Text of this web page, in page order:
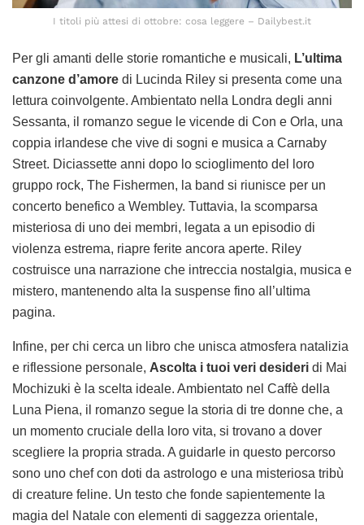
I titoli più attesi di ottobre: cosa leggere – Dailybest.it
Per gli amanti delle storie romantiche e musicali, L’ultima
canzone d’amore di Lucinda Riley si presenta come una
lettura coinvolgente. Ambientato nella Londra degli anni
Sessanta, il romanzo segue le vicende di Con e Orla, una
coppia irlandese che vive di sogni e musica a Carnaby
Street. Diciassette anni dopo lo scioglimento del loro
gruppo rock, The Fishermen, la band si riunisce per un
concerto benefico a Wembley. Tuttavia, la scomparsa
misteriosa di uno dei membri, legata a un episodio di
violenza estrema, riapre ferite ancora aperte. Riley
costruisce una narrazione che intreccia nostalgia, musica e
mistero, mantenendo alta la suspense fino all’ultima
pagina.
Infine, per chi cerca un libro che unisca atmosfera natalizia
e riflessione personale, Ascolta i tuoi veri desideri di Mai
Mochizuki è la scelta ideale. Ambientato nel Caffè della
Luna Piena, il romanzo segue la storia di tre donne che, a
un momento cruciale della loro vita, si trovano a dover
scegliere la propria strada. A guidarle in questo percorso
sono uno chef con doti da astrologo e una misteriosa tribù
di creature feline. Un testo che fonde sapientemente la
magia del Natale con elementi di saggezza orientale,